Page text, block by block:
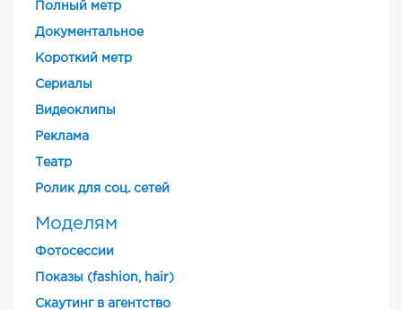
Полный метр
Документальное
Короткий метр
Cериалы
Видеоклипы
Реклама
Театр
Ролик для соц. сетей
Моделям
Фотосессии
Показы (fashion, hair)
Скаутинг в агентство